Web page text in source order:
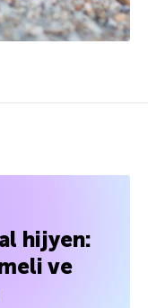
hijyen:
ve